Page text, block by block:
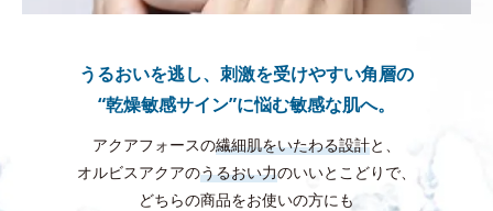
うるおいを逃し、刺激を受けやすい角層の
“乾燥敏感サイン”に悩む敏感な肌へ。
アクアフォースの繊細肌をいたわる設計と、
オルビスアクアのうるおい力のいいとこどりで、
どちらの商品をお使いの方にも